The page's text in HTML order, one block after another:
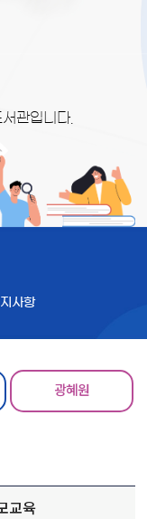
관입니다.
사항
광혜원
교육